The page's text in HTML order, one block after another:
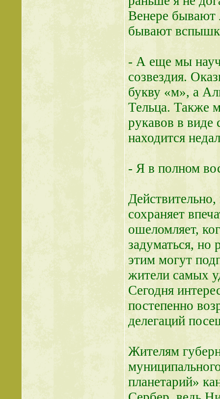
Венере бывают
бывают
- А еще мы
созвездия.
букву «м», а
Тельца. Также
рукавов в виде
находится
- Я в полном
сохраняет
ошеломляет,
задуматься, но
этим могут
жители самых
Сегодня
постепенно
делегаций
Жителям
планетарий»